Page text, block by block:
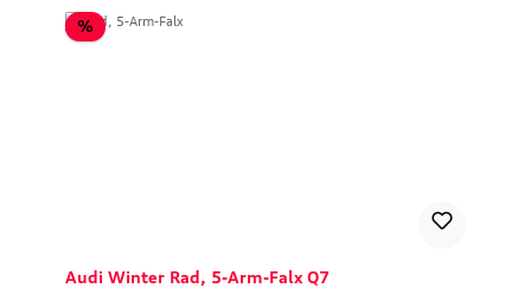
%Rabatt
Audi Winter Rad, 5-Arm-Falx Q7